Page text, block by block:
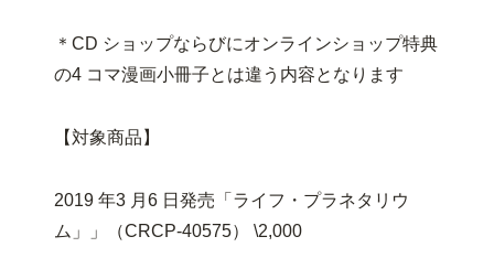
＊CD ショップならびにオンラインショップ特典
の4 コマ漫画小冊子とは違う内容となります
【対象商品】
2019 年3 月6 日発売「ライフ・プラネタリウ
ム」」（CRCP-40575） \2,000